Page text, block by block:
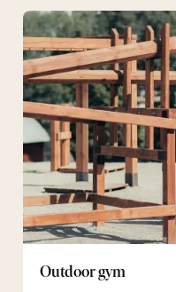
Outdoor gym
Outdoor
gym